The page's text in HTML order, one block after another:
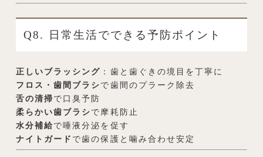
Q8. 日常生活でできる予防ポイント
正しいブラッシング ：歯と歯ぐきの境目を丁寧に
フロス・歯間ブラシで歯間のプラーク除去
舌の清掃で口臭予防
柔らかい歯ブラシで摩耗防止
水分補給で唾液分泌を促す
ナイトガード で歯の保護と噛み合わせ安定